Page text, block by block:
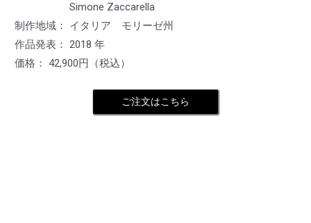
Simone Zaccarella
制作地域： イタリア モリーゼ州
作品発表： 2018 年
価格： 42,900円（税込）
ご注文はこちら